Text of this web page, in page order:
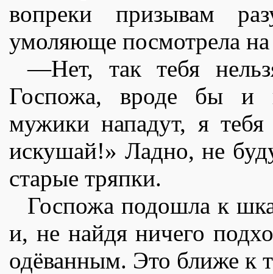
вопреки призывам
умоляюще посмотрела
—Нет, так тебя
Госпожа, вроде бы и
мужики нападут, я
искушай!» Ладно, не
старые тряпки.
Госпожа подошла к
и, не найдя ничего
одëванным. Это ближе к